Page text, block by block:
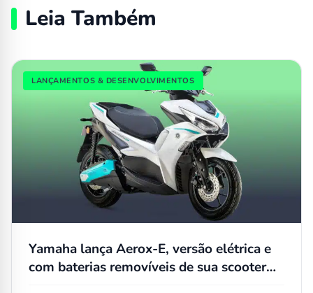
Leia Também
LANÇAMENTOS & DESENVOLVIMENTOS
Yamaha lança Aerox-E, versão elétrica e
com baterias removíveis de sua scooter